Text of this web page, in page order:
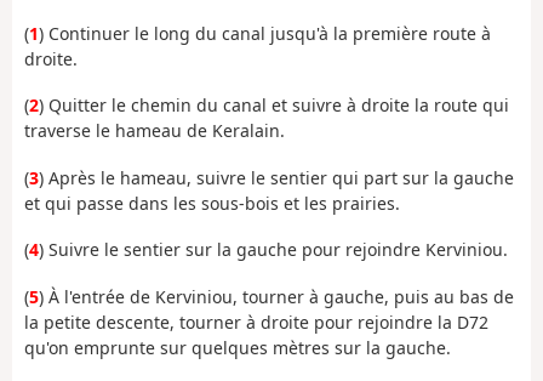
(1) Continuer le long du canal jusqu'à la première route à
droite.
(2) Quitter le chemin du canal et suivre à droite la route qui
traverse le hameau de Keralain.
(3) Après le hameau, suivre le sentier qui part sur la gauche
et qui passe dans les sous-bois et les prairies.
(4) Suivre le sentier sur la gauche pour rejoindre Kerviniou.
(5) À l'entrée de Kerviniou, tourner à gauche, puis au bas de
la petite descente, tourner à droite pour rejoindre la D72
qu'on emprunte sur quelques mètres sur la gauche.